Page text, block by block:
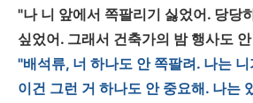
"나 니 앞에서 쪽팔리기 싫었어. 당당
싶었어. 그래서 건축가의 밤 행사도
"배석류, 너 하나도 안 쪽팔려. 나는
이건 그런 거 하나도 안 중요해. 나는